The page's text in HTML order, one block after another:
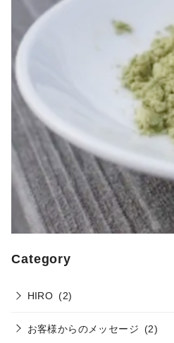
Category
HIRO (2)
お客様からのメッセージ (2)